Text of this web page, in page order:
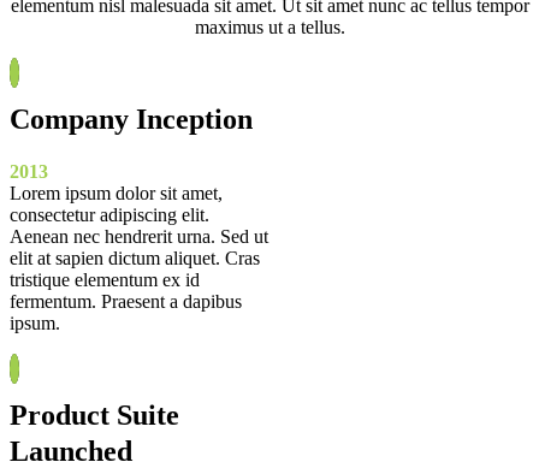
elementum nisl malesuada sit amet. Ut sit amet nunc ac tellus tempor
maximus ut a tellus.
Company Inception
2013
Lorem ipsum dolor sit amet,
consectetur adipiscing elit.
Aenean nec hendrerit urna. Sed ut
elit at sapien dictum aliquet. Cras
tristique elementum ex id
fermentum. Praesent a dapibus
ipsum.
Product Suite
Launched